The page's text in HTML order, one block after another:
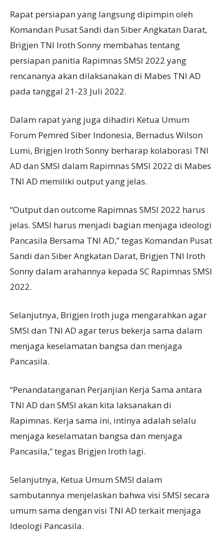
Rapat persiapan yang langsung dipimpin oleh
Komandan Pusat Sandi dan Siber Angkatan Darat,
Brigjen TNI Iroth Sonny membahas tentang
persiapan panitia Rapimnas SMSI 2022 yang
rencananya akan dilaksanakan di Mabes TNI AD
pada tanggal 21-23 Juli 2022.
Dalam rapat yang juga dihadiri Ketua Umum
Forum Pemred Siber Indonesia, Bernadus Wilson
Lumi, Brigjen Iroth Sonny berharap kolaborasi TNI
AD dan SMSI dalam Rapimnas SMSI 2022 di Mabes
TNI AD memiliki output yang jelas.
“Output dan outcome Rapimnas SMSI 2022 harus
jelas. SMSI harus menjadi bagian menjaga ideologi
Pancasila Bersama TNI AD,” tegas Komandan Pusat
Sandi dan Siber Angkatan Darat, Brigjen TNI Iroth
Sonny dalam arahannya kepada SC Rapimnas SMSI
2022.
Selanjutnya, Brigjen Iroth juga mengarahkan agar
SMSI dan TNI AD agar terus bekerja sama dalam
menjaga keselamatan bangsa dan menjaga
Pancasila.
“Penandatanganan Perjanjian Kerja Sama antara
TNI AD dan SMSI akan kita laksanakan di
Rapimnas. Kerja sama ini, intinya adalah selalu
menjaga keselamatan bangsa dan menjaga
Pancasila,” tegas Brigjen Iroth lagi.
Selanjutnya, Ketua Umum SMSI dalam
sambutannya menjelaskan bahwa visi SMSI secara
umum sama dengan visi TNI AD terkait menjaga
Ideologi Pancasila.